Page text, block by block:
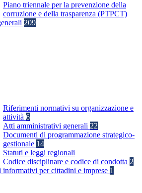
Piano triennale per la prevenzione della
corruzione e della trasparenza (PTPCT)
209
Riferimenti normativi su organizzazione e
attività 6
Atti amministrativi generali 22
Documenti di programmazione strategico-
gestionale 14
Statuti e leggi regionali
Codice disciplinare e codice di condotta 2
informativi per cittadini e imprese 1